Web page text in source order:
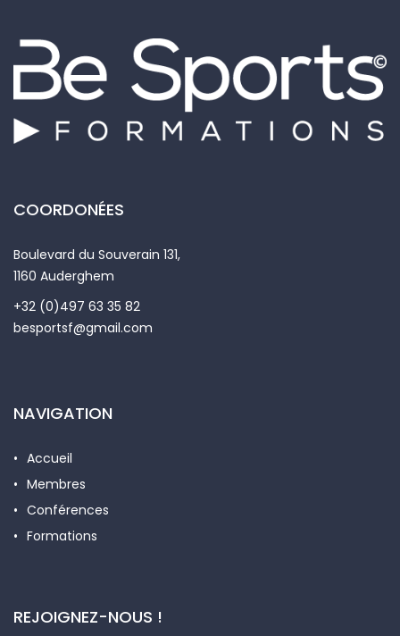
COORDONÉES
Boulevard du Souverain 131,
1160 Auderghem
+32 (0)497 63 35 82
besportsf@gmail.com
NAVIGATION
Accueil
Membres
Conférences
Formations
REJOIGNEZ-NOUS !